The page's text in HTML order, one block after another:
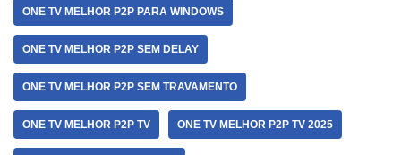
ONE TV MELHOR P2P PARA WINDOWS
ONE TV MELHOR P2P SEM DELAY
ONE TV MELHOR P2P SEM TRAVAMENTO
ONE TV MELHOR P2P TV ONE TV MELHOR P2P TV 2025